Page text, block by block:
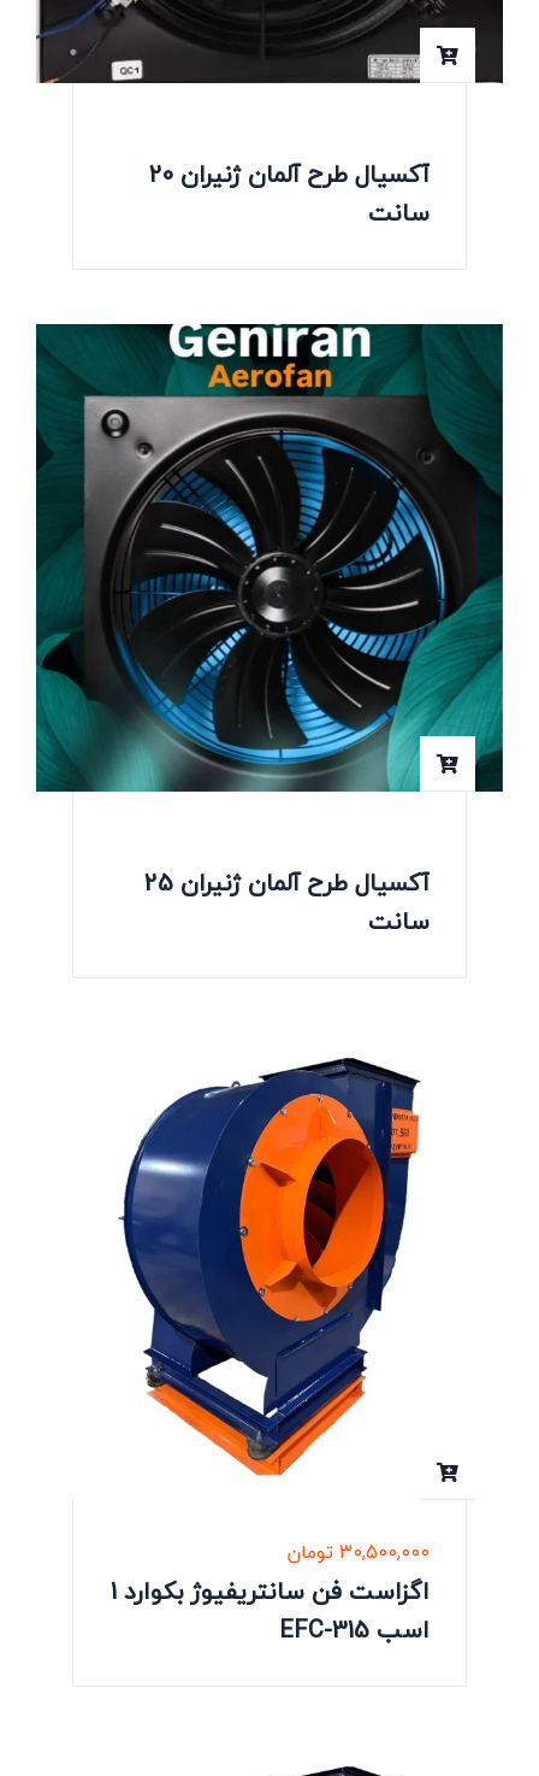
آکسیال طرح آلمان ژنیران 20
سانت
آکسیال طرح آلمان ژنیران 25
سانت
30,500,000تومان
اگزاست فن سانتریفیوژ بکوارد 1
اسب EFC-315